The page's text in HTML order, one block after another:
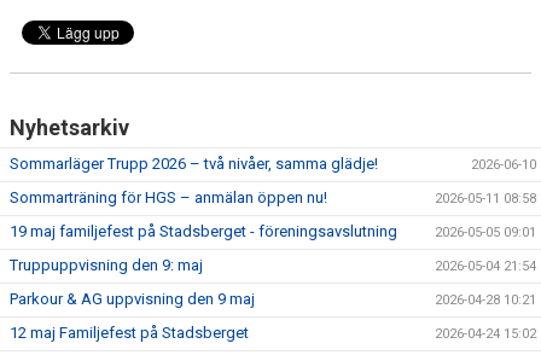
KÖANMÖLAN
FRITIDSKORTET
Nyhetsarkiv
Sommarläger Trupp 2026 – två nivåer, samma glädje! 2026-06-10
Sommarträning för HGS – anmälan öppen nu! 2026-05-11 08:58
19 maj familjefest på Stadsberget - föreningsavslutning 2026-05-05 09:01
Truppuppvisning den 9: maj 2026-05-04 21:54
Parkour & AG uppvisning den 9 maj 2026-04-28 10:21
12 maj Familjefest på Stadsberget 2026-04-24 15:02